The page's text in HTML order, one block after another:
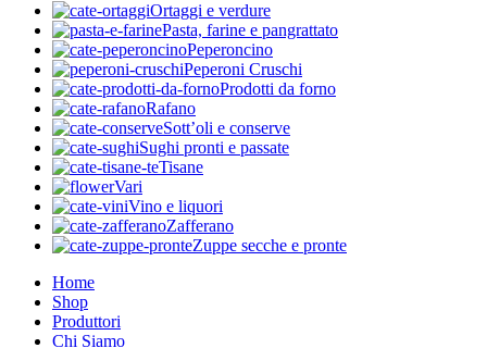
Ortaggi e verdure
Pasta, farine e pangrattato
Peperoncino
Peperoni Cruschi
Prodotti da forno
Rafano
Sott’oli e conserve
Sughi pronti e passate
Tisane
Vari
Vino e liquori
Zafferano
Zuppe secche e pronte
Home
Shop
Produttori
Chi Siamo